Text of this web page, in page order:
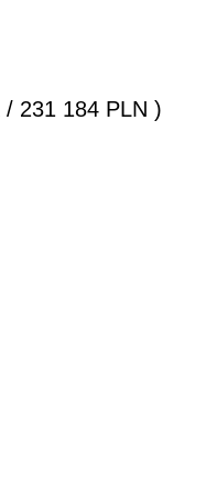
/ 231 184 PLN )